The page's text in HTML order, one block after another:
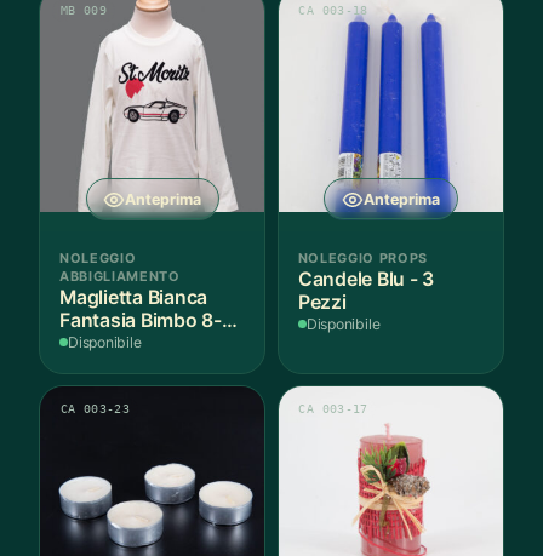
Anteprima
MB 009
NOLEGGIO
ABBIGLIAMENTO
Maglietta Bianca
Fantasia Bimbo 8-9
Anni Cotone - 1
Disponibile
Anteprima
CA 003-18
NOLEGGIO PROPS
Candele Blu - 3
Pezzi
Disponibile
CA 003-23 CA 003-17